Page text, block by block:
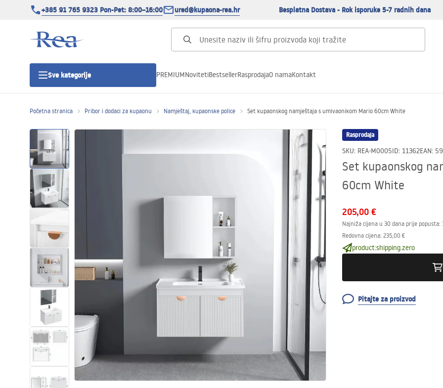
+385 91 765 9323 Pon-Pet: 8:00–16:00 ured@kupaona-rea.hr Besplatna Dostava - Rok isporuke 5-7 radnih dana
Sve kategorije
Tuš vrata
Tuš kade
Tuš Kanalice
WC školjke
Umivaonici
Kade i paravani
Miješalice, pipe, slavine
Kuhinja
PREMIUMNovitetiBestsellerRasprodajaO namaKontakt
Početna stranica Pribor i dodaci za kupaonu Namještaj, kupaonske police Set kupaonskog namještaja s umivaonikom Mario 60cm White
Rasprodaja
SKU: REA-M0005ID: 11362EAN:
Set kupaonskog
60cm White
205,00 €
Najniža cijena u 30 dana prije popusta:
Redovna cijena: 235,00 €
product:shipping.zero
Pitajte za proizvod